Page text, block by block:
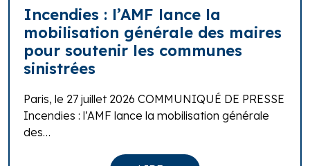
Incendies : l’AMF lance la
mobilisation générale des maires
pour soutenir les communes
sinistrées
Paris, le 27 juillet 2026 COMMUNIQUÉ DE PRESSE
Incendies : l’AMF lance la mobilisation générale
des…